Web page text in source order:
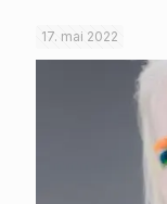
17. mai 2022